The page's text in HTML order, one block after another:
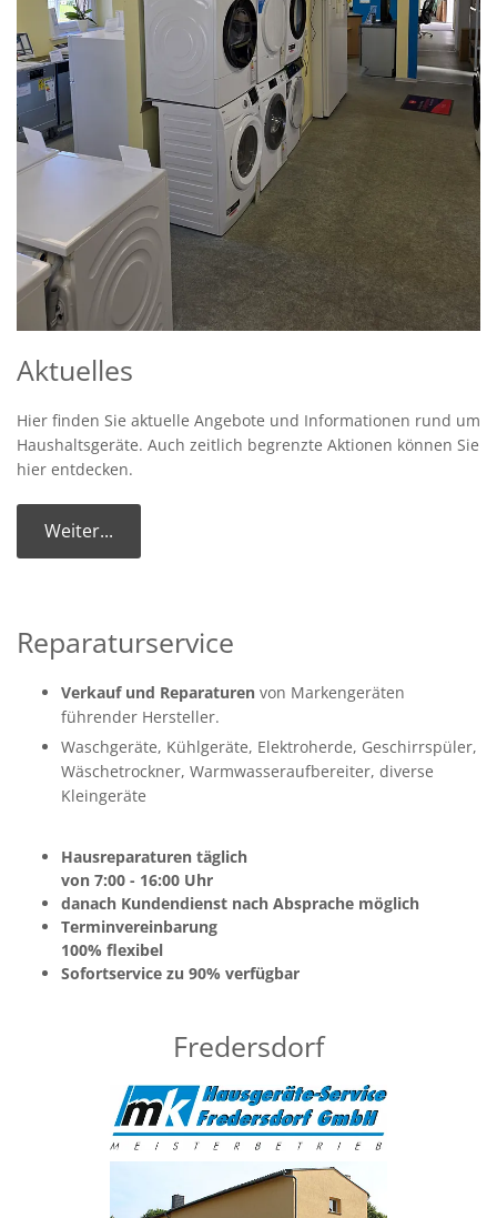
Aktuelles
Hier finden Sie aktuelle Angebote und Informationen rund um
Haushaltsgeräte. Auch zeitlich begrenzte Aktionen können Sie
hier entdecken.
Weiter...
Reparaturservice
Verkauf und Reparaturen von Markengeräten
führender Hersteller.
Waschgeräte, Kühlgeräte, Elektroherde, Geschirrspüler,
Wäschetrockner, Warmwasseraufbereiter, diverse
Kleingeräte
Hausreparaturen täglich
von 7:00 - 16:00 Uhr
danach Kundendienst nach Absprache möglich
Terminvereinbarung
100% flexibel
Sofortservice zu 90% verfügbar
Fredersdorf